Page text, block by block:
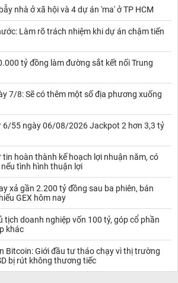
nhà ở xã hội và 4 dự án 'ma' ở TP HCM
Làm rõ trách nhiệm khi dự án chậm tiến
tỷ đồng làm đường sắt kết nối Trung
7/8: Sẽ có thêm một số địa phương xuống
6/55 ngày 06/08/2026 Jackpot 2 hơn 3,3 tỷ
tin hoàn thành kế hoạch lợi nhuận năm, có
tình hình thuận lợi
xả gần 2.200 tỷ đồng sau ba phiên, bán
GEX hôm nay
tịch doanh nghiệp vốn 100 tỷ, góp cổ phần
khác
Bitcoin: Giới đầu tư tháo chạy vì thị trường
bị rút không thương tiếc